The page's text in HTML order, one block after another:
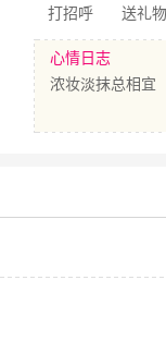
打招呼 送礼物
心情日志
浓妆淡抹总相宜